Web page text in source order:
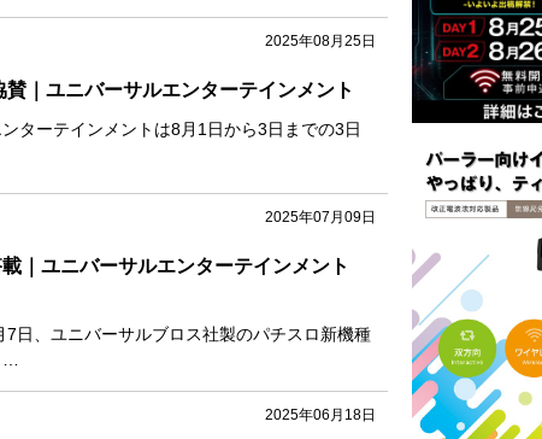
2025年08月25日
賛｜ユニバーサルエンターテインメント
ターテインメント​は8月1日から3日までの3日
2025年07月09日
｜ユニバーサルエンターテインメント
日、ユニバーサルブロス社製のパチスロ新機種
2025年06月18日